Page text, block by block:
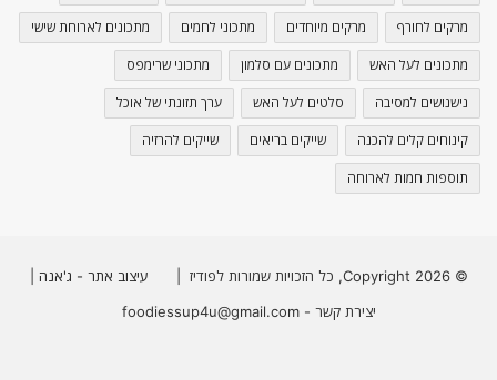
מרקים לחורף מרקים מיוחדים מתכוני לחמים מתכונים לארוחת שישי
מתכונים לעל האש מתכונים עם סלמון מתכוני שרימפס
נישנושים למסיבה סלטים לעל האש ערך תזונתי של אוכל
קינוחים קלים להכנה שייקים בריאים שייקים להרזיה
תוספות חמות לארוחה
© Copyright 2026, כל הזכויות שמורות לפודיז | עיצוב אתר - ג'אנה
יצירת קשר - foodiessup4u@gmail.com